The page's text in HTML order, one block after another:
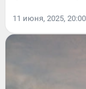
11 июня, 2025, 20:00